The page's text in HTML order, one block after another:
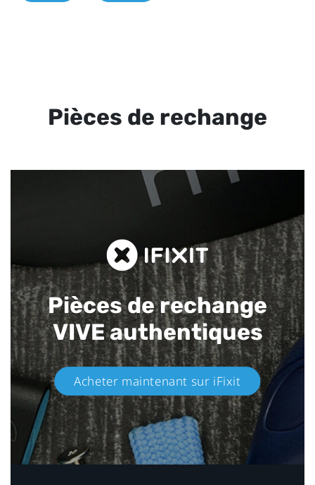
Pièces de rechange
Pièces de rechange
VIVE authentiques​
Acheter maintenant sur iFixit​